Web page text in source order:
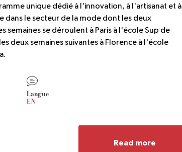
unique dédié à l'innovation, à l'artisanat et à
dans le secteur de la mode dont les deux
semaines se déroulent à Paris à l'école Sup de
deux semaines suivantes à Florence à l'école
Langue
EN
Read more